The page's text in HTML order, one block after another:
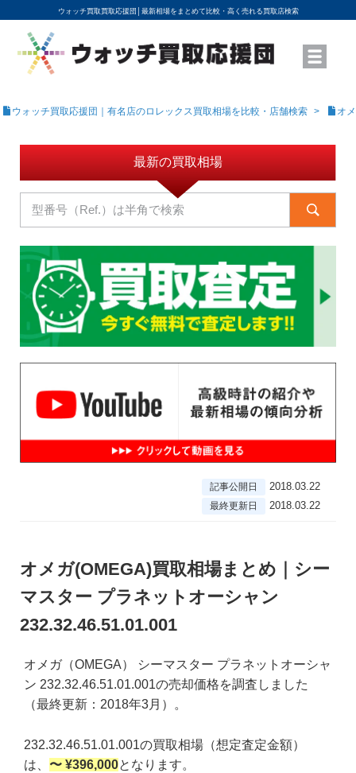
ウォッチ買取買取応援団│ 最新相場をまとめて比較・高く売れる買取店検索
YouTubeで動画を公開中
ROLEXモデル名から買取相場を調べる
高級時計ブランド名から買取相場を調べる
地域から買取店を探す
店舗名から買取店を探す
ブランド時計を高く売る方法
買取査定を依頼する
ウォッチ買取応援団｜有名店のロレックス買取相場を比較・店舗検索 オ
最新の買取相場
記事公開日 2018.03.22
最終更新日 2018.03.22
オメガ(OMEGA)買取相場まとめ｜シー
マスター プラネットオーシャン
232.32.46.51.01.001
オメガ（OMEGA） シーマスター プラネットオーシャ
ン 232.32.46.51.01.001の売却価格を調査しました
（最終更新：2018年3月）。
232.32.46.51.01.001の買取相場（想定査定金額）
は、 〜 ¥396,000となります。